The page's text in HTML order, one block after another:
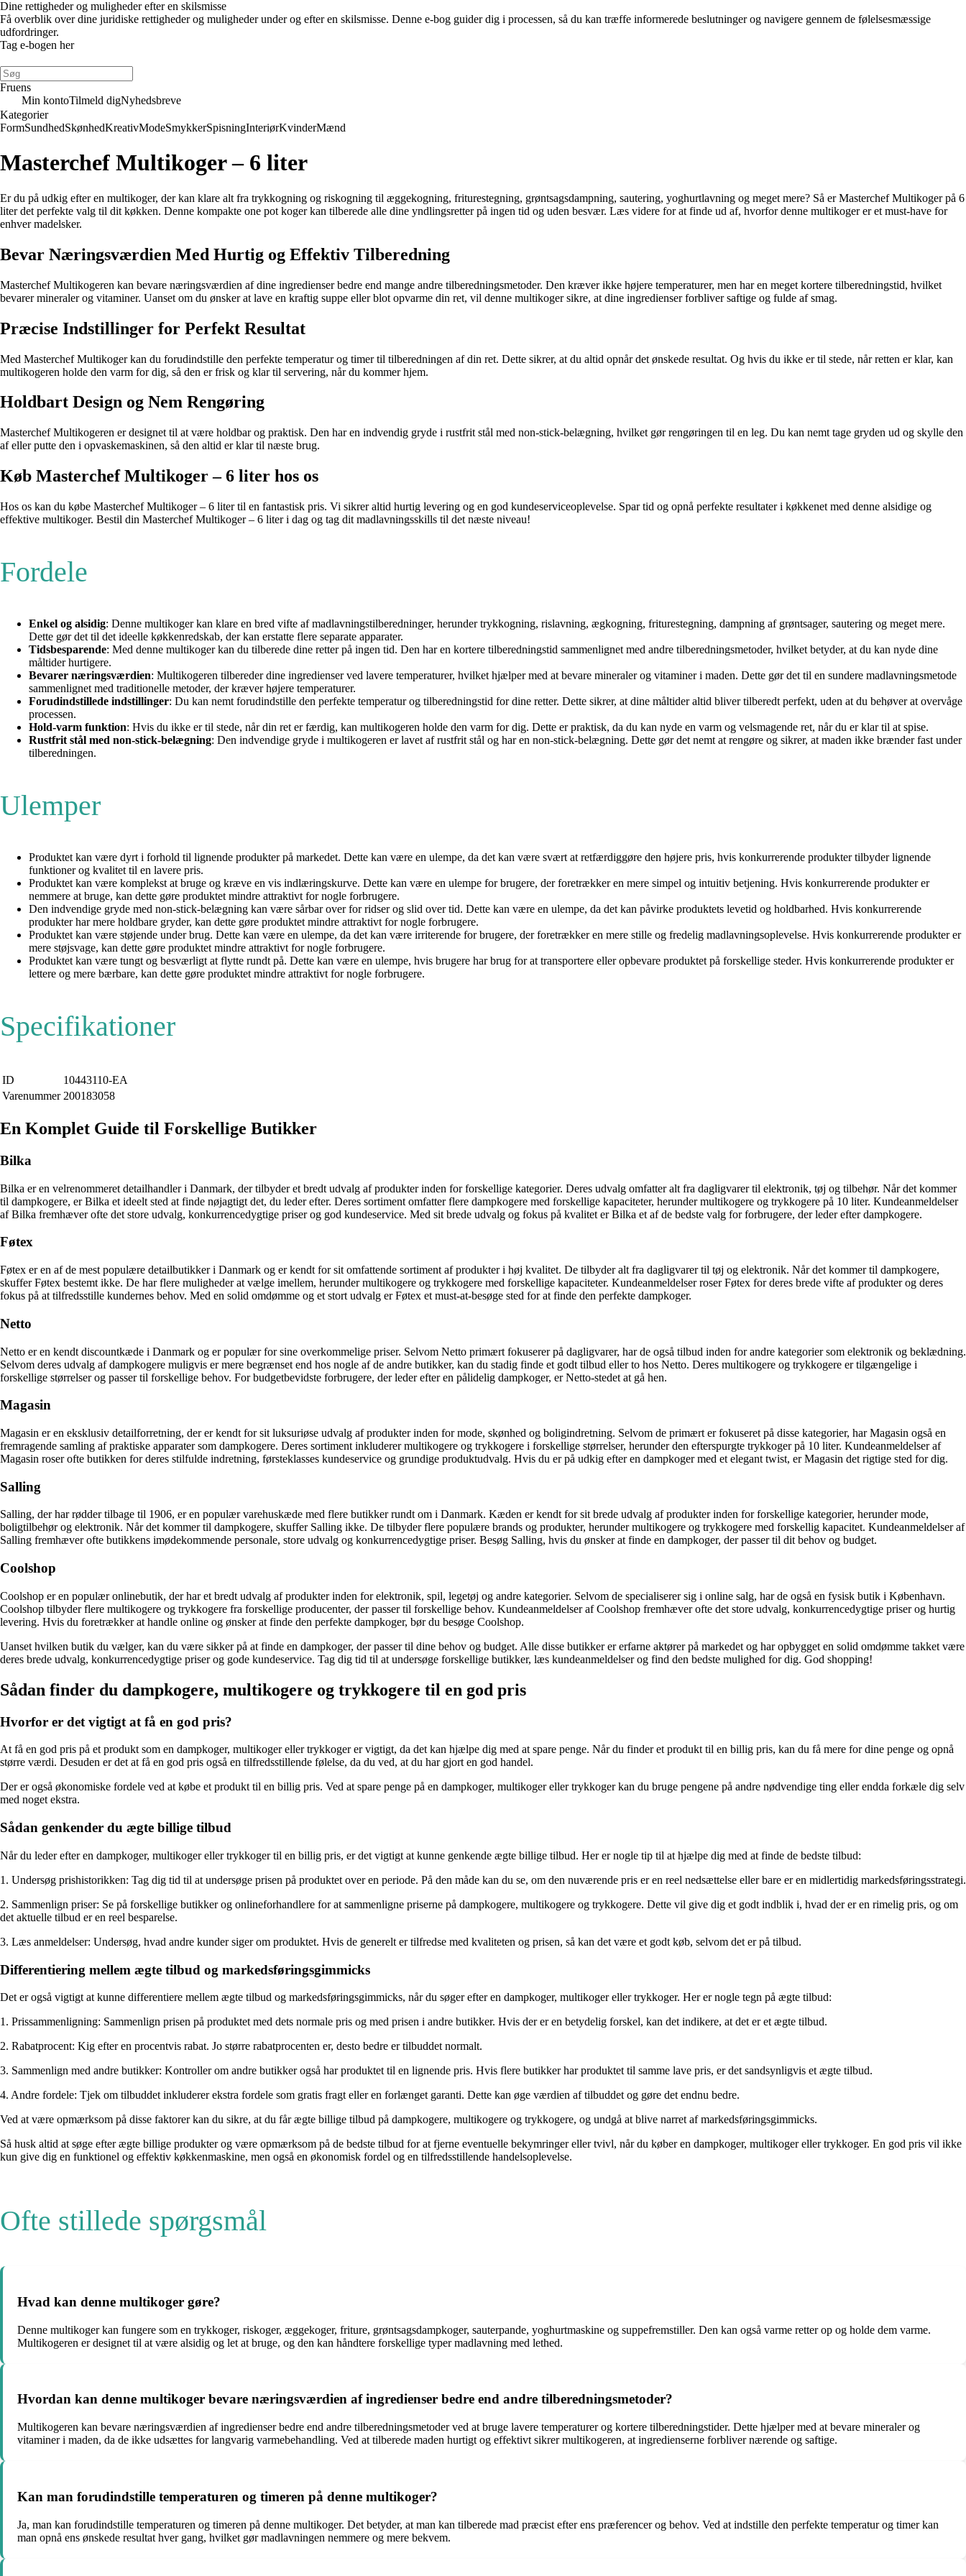
Dine rettigheder og muligheder efter en skilsmisse
Få overblik over dine juridiske rettigheder og muligheder under og efter en skilsmisse. Denne e-bog guider dig i processen, så du kan træffe informerede beslutninger og navigere gennem de følelsesmæssige
udfordringer.
Tag e-bogen her
Fruens
Min kontoTilmeld digNyhedsbreve
Kategorier
FormSundhedSkønhedKreativModeSmykkerSpisningInteriørKvinderMænd
Masterchef Multikoger – 6 liter
Er du på udkig efter en multikoger, der kan klare alt fra trykkogning og riskogning til æggekogning, friturestegning, grøntsagsdampning, sautering, yoghurtlavning og meget mere? Så er Masterchef Multikoger på 6
liter det perfekte valg til dit køkken. Denne kompakte one pot koger kan tilberede alle dine yndlingsretter på ingen tid og uden besvær. Læs videre for at finde ud af, hvorfor denne multikoger er et must-have for
enhver madelsker.
Bevar Næringsværdien Med Hurtig og Effektiv Tilberedning
Masterchef Multikogeren kan bevare næringsværdien af dine ingredienser bedre end mange andre tilberedningsmetoder. Den kræver ikke højere temperaturer, men har en meget kortere tilberedningstid, hvilket
bevarer mineraler og vitaminer. Uanset om du ønsker at lave en kraftig suppe eller blot opvarme din ret, vil denne multikoger sikre, at dine ingredienser forbliver saftige og fulde af smag.
Præcise Indstillinger for Perfekt Resultat
Med Masterchef Multikoger kan du forudindstille den perfekte temperatur og timer til tilberedningen af din ret. Dette sikrer, at du altid opnår det ønskede resultat. Og hvis du ikke er til stede, når retten er klar, kan
multikogeren holde den varm for dig, så den er frisk og klar til servering, når du kommer hjem.
Holdbart Design og Nem Rengøring
Masterchef Multikogeren er designet til at være holdbar og praktisk. Den har en indvendig gryde i rustfrit stål med non-stick-belægning, hvilket gør rengøringen til en leg. Du kan nemt tage gryden ud og skylle den
af eller putte den i opvaskemaskinen, så den altid er klar til næste brug.
Køb Masterchef Multikoger – 6 liter hos os
Hos os kan du købe Masterchef Multikoger – 6 liter til en fantastisk pris. Vi sikrer altid hurtig levering og en god kundeserviceoplevelse. Spar tid og opnå perfekte resultater i køkkenet med denne alsidige og
effektive multikoger. Bestil din Masterchef Multikoger – 6 liter i dag og tag dit madlavningsskills til det næste niveau!
Fordele
Enkel og alsidig: Denne multikoger kan klare en bred vifte af madlavningstilberedninger, herunder trykkogning, rislavning, ægkogning, friturestegning, dampning af grøntsager, sautering og meget mere.
Dette gør det til det ideelle køkkenredskab, der kan erstatte flere separate apparater.
Tidsbesparende: Med denne multikoger kan du tilberede dine retter på ingen tid. Den har en kortere tilberedningstid sammenlignet med andre tilberedningsmetoder, hvilket betyder, at du kan nyde dine
måltider hurtigere.
Bevarer næringsværdien: Multikogeren tilbereder dine ingredienser ved lavere temperaturer, hvilket hjælper med at bevare mineraler og vitaminer i maden. Dette gør det til en sundere madlavningsmetode
sammenlignet med traditionelle metoder, der kræver højere temperaturer.
Forudindstillede indstillinger: Du kan nemt forudindstille den perfekte temperatur og tilberedningstid for dine retter. Dette sikrer, at dine måltider altid bliver tilberedt perfekt, uden at du behøver at overvåge
processen.
Hold-varm funktion: Hvis du ikke er til stede, når din ret er færdig, kan multikogeren holde den varm for dig. Dette er praktisk, da du kan nyde en varm og velsmagende ret, når du er klar til at spise.
Rustfrit stål med non-stick-belægning: Den indvendige gryde i multikogeren er lavet af rustfrit stål og har en non-stick-belægning. Dette gør det nemt at rengøre og sikrer, at maden ikke brænder fast under
tilberedningen.
Ulemper
Produktet kan være dyrt i forhold til lignende produkter på markedet. Dette kan være en ulempe, da det kan være svært at retfærdiggøre den højere pris, hvis konkurrerende produkter tilbyder lignende
funktioner og kvalitet til en lavere pris.
Produktet kan være komplekst at bruge og kræve en vis indlæringskurve. Dette kan være en ulempe for brugere, der foretrækker en mere simpel og intuitiv betjening. Hvis konkurrerende produkter er
nemmere at bruge, kan dette gøre produktet mindre attraktivt for nogle forbrugere.
Den indvendige gryde med non-stick-belægning kan være sårbar over for ridser og slid over tid. Dette kan være en ulempe, da det kan påvirke produktets levetid og holdbarhed. Hvis konkurrerende
produkter har mere holdbare gryder, kan dette gøre produktet mindre attraktivt for nogle forbrugere.
Produktet kan være støjende under brug. Dette kan være en ulempe, da det kan være irriterende for brugere, der foretrækker en mere stille og fredelig madlavningsoplevelse. Hvis konkurrerende produkter er
mere støjsvage, kan dette gøre produktet mindre attraktivt for nogle forbrugere.
Produktet kan være tungt og besværligt at flytte rundt på. Dette kan være en ulempe, hvis brugere har brug for at transportere eller opbevare produktet på forskellige steder. Hvis konkurrerende produkter er
lettere og mere bærbare, kan dette gøre produktet mindre attraktivt for nogle forbrugere.
Specifikationer
ID
10443110-EA
Varenummer 200183058
En Komplet Guide til Forskellige Butikker
Bilka
Bilka er en velrenommeret detailhandler i Danmark, der tilbyder et bredt udvalg af produkter inden for forskellige kategorier. Deres udvalg omfatter alt fra dagligvarer til elektronik, tøj og tilbehør. Når det kommer
til dampkogere, er Bilka et ideelt sted at finde nøjagtigt det, du leder efter. Deres sortiment omfatter flere dampkogere med forskellige kapaciteter, herunder multikogere og trykkogere på 10 liter. Kundeanmeldelser
af Bilka fremhæver ofte det store udvalg, konkurrencedygtige priser og god kundeservice. Med sit brede udvalg og fokus på kvalitet er Bilka et af de bedste valg for forbrugere, der leder efter dampkogere.
Føtex
Føtex er en af de mest populære detailbutikker i Danmark og er kendt for sit omfattende sortiment af produkter i høj kvalitet. De tilbyder alt fra dagligvarer til tøj og elektronik. Når det kommer til dampkogere,
skuffer Føtex bestemt ikke. De har flere muligheder at vælge imellem, herunder multikogere og trykkogere med forskellige kapaciteter. Kundeanmeldelser roser Føtex for deres brede vifte af produkter og deres
fokus på at tilfredsstille kundernes behov. Med en solid omdømme og et stort udvalg er Føtex et must-at-besøge sted for at finde den perfekte dampkoger.
Netto
Netto er en kendt discountkæde i Danmark og er populær for sine overkommelige priser. Selvom Netto primært fokuserer på dagligvarer, har de også tilbud inden for andre kategorier som elektronik og beklædning.
Selvom deres udvalg af dampkogere muligvis er mere begrænset end hos nogle af de andre butikker, kan du stadig finde et godt tilbud eller to hos Netto. Deres multikogere og trykkogere er tilgængelige i
forskellige størrelser og passer til forskellige behov. For budgetbevidste forbrugere, der leder efter en pålidelig dampkoger, er Netto-stedet at gå hen.
Magasin
Magasin er en eksklusiv detailforretning, der er kendt for sit luksuriøse udvalg af produkter inden for mode, skønhed og boligindretning. Selvom de primært er fokuseret på disse kategorier, har Magasin også en
fremragende samling af praktiske apparater som dampkogere. Deres sortiment inkluderer multikogere og trykkogere i forskellige størrelser, herunder den efterspurgte trykkoger på 10 liter. Kundeanmeldelser af
Magasin roser ofte butikken for deres stilfulde indretning, førsteklasses kundeservice og grundige produktudvalg. Hvis du er på udkig efter en dampkoger med et elegant twist, er Magasin det rigtige sted for dig.
Salling
Salling, der har rødder tilbage til 1906, er en populær varehuskæde med flere butikker rundt om i Danmark. Kæden er kendt for sit brede udvalg af produkter inden for forskellige kategorier, herunder mode,
boligtilbehør og elektronik. Når det kommer til dampkogere, skuffer Salling ikke. De tilbyder flere populære brands og produkter, herunder multikogere og trykkogere med forskellig kapacitet. Kundeanmeldelser af
Salling fremhæver ofte butikkens imødekommende personale, store udvalg og konkurrencedygtige priser. Besøg Salling, hvis du ønsker at finde en dampkoger, der passer til dit behov og budget.
Coolshop
Coolshop er en populær onlinebutik, der har et bredt udvalg af produkter inden for elektronik, spil, legetøj og andre kategorier. Selvom de specialiserer sig i online salg, har de også en fysisk butik i København.
Coolshop tilbyder flere multikogere og trykkogere fra forskellige producenter, der passer til forskellige behov. Kundeanmeldelser af Coolshop fremhæver ofte det store udvalg, konkurrencedygtige priser og hurtig
levering. Hvis du foretrækker at handle online og ønsker at finde den perfekte dampkoger, bør du besøge Coolshop.
Uanset hvilken butik du vælger, kan du være sikker på at finde en dampkoger, der passer til dine behov og budget. Alle disse butikker er erfarne aktører på markedet og har opbygget en solid omdømme takket være
deres brede udvalg, konkurrencedygtige priser og gode kundeservice. Tag dig tid til at undersøge forskellige butikker, læs kundeanmeldelser og find den bedste mulighed for dig. God shopping!
Sådan finder du dampkogere, multikogere og trykkogere til en god pris
Hvorfor er det vigtigt at få en god pris?
At få en god pris på et produkt som en dampkoger, multikoger eller trykkoger er vigtigt, da det kan hjælpe dig med at spare penge. Når du finder et produkt til en billig pris, kan du få mere for dine penge og opnå
større værdi. Desuden er det at få en god pris også en tilfredsstillende følelse, da du ved, at du har gjort en god handel.
Der er også økonomiske fordele ved at købe et produkt til en billig pris. Ved at spare penge på en dampkoger, multikoger eller trykkoger kan du bruge pengene på andre nødvendige ting eller endda forkæle dig selv
med noget ekstra.
Sådan genkender du ægte billige tilbud
Når du leder efter en dampkoger, multikoger eller trykkoger til en billig pris, er det vigtigt at kunne genkende ægte billige tilbud. Her er nogle tip til at hjælpe dig med at finde de bedste tilbud:
1. Undersøg prishistorikken: Tag dig tid til at undersøge prisen på produktet over en periode. På den måde kan du se, om den nuværende pris er en reel nedsættelse eller bare er en midlertidig markedsføringsstrategi.
2. Sammenlign priser: Se på forskellige butikker og onlineforhandlere for at sammenligne priserne på dampkogere, multikogere og trykkogere. Dette vil give dig et godt indblik i, hvad der er en rimelig pris, og om
det aktuelle tilbud er en reel besparelse.
3. Læs anmeldelser: Undersøg, hvad andre kunder siger om produktet. Hvis de generelt er tilfredse med kvaliteten og prisen, så kan det være et godt køb, selvom det er på tilbud.
Differentiering mellem ægte tilbud og markedsføringsgimmicks
Det er også vigtigt at kunne differentiere mellem ægte tilbud og markedsføringsgimmicks, når du søger efter en dampkoger, multikoger eller trykkoger. Her er nogle tegn på ægte tilbud:
1. Prissammenligning: Sammenlign prisen på produktet med dets normale pris og med prisen i andre butikker. Hvis der er en betydelig forskel, kan det indikere, at det er et ægte tilbud.
2. Rabatprocent: Kig efter en procentvis rabat. Jo større rabatprocenten er, desto bedre er tilbuddet normalt.
3. Sammenlign med andre butikker: Kontroller om andre butikker også har produktet til en lignende pris. Hvis flere butikker har produktet til samme lave pris, er det sandsynligvis et ægte tilbud.
4. Andre fordele: Tjek om tilbuddet inkluderer ekstra fordele som gratis fragt eller en forlænget garanti. Dette kan øge værdien af tilbuddet og gøre det endnu bedre.
Ved at være opmærksom på disse faktorer kan du sikre, at du får ægte billige tilbud på dampkogere, multikogere og trykkogere, og undgå at blive narret af markedsføringsgimmicks.
Så husk altid at søge efter ægte billige produkter og være opmærksom på de bedste tilbud for at fjerne eventuelle bekymringer eller tvivl, når du køber en dampkoger, multikoger eller trykkoger. En god pris vil ikke
kun give dig en funktionel og effektiv køkkenmaskine, men også en økonomisk fordel og en tilfredsstillende handelsoplevelse.
Ofte stillede spørgsmål
Hvad kan denne multikoger gøre?
Denne multikoger kan fungere som en trykkoger, riskoger, æggekoger, friture, grøntsagsdampkoger, sauterpande, yoghurtmaskine og suppefremstiller. Den kan også varme retter op og holde dem varme.
Multikogeren er designet til at være alsidig og let at bruge, og den kan håndtere forskellige typer madlavning med lethed.
Hvordan kan denne multikoger bevare næringsværdien af ingredienser bedre end andre tilberedningsmetoder?
Multikogeren kan bevare næringsværdien af ingredienser bedre end andre tilberedningsmetoder ved at bruge lavere temperaturer og kortere tilberedningstider. Dette hjælper med at bevare mineraler og
vitaminer i maden, da de ikke udsættes for langvarig varmebehandling. Ved at tilberede maden hurtigt og effektivt sikrer multikogeren, at ingredienserne forbliver nærende og saftige.
Kan man forudindstille temperaturen og timeren på denne multikoger?
Ja, man kan forudindstille temperaturen og timeren på denne multikoger. Det betyder, at man kan tilberede mad præcist efter ens præferencer og behov. Ved at indstille den perfekte temperatur og timer kan
man opnå ens ønskede resultat hver gang, hvilket gør madlavningen nemmere og mere bekvem.